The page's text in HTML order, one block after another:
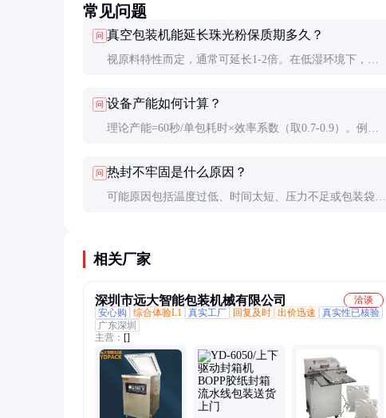
常见问题
问 真空包装机能延长珠光粉保质期多久？
视原料特性而定，通常可延长1-2倍。在低湿环境下，真
问 设备产能如何计算？
理论产能=60秒/单包耗时×效率系数（取0.7-0.9）。例如
问 热封不牢固是什么原因？
可能原因包括温度过低、时间太短、压力不足或包装袋材
相关厂家
深圳市远大智能包装机械有限公司
洽谈
安心购
综合体验L1 真实工厂 回复及时 出价迅速
真实性已核验
广东深圳
主营： []